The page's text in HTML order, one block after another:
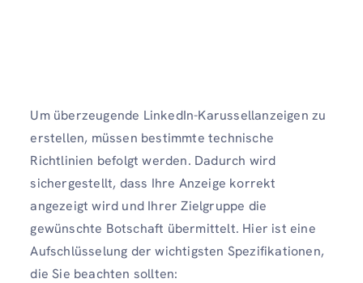
Um überzeugende LinkedIn-Karussellanzeigen zu
erstellen, müssen bestimmte technische
Richtlinien befolgt werden. Dadurch wird
sichergestellt, dass Ihre Anzeige korrekt
angezeigt wird und Ihrer Zielgruppe die
gewünschte Botschaft übermittelt. Hier ist eine
Aufschlüsselung der wichtigsten Spezifikationen,
die Sie beachten sollten: